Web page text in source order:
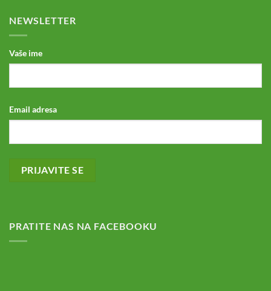
NEWSLETTER
Vaše ime
Email adresa
PRATITE NAS NA FACEBOOKU